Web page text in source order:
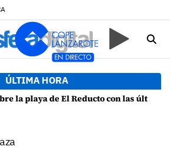
ÚLTIMA HORA
con las últimas analíticas mostrando "una buena calidad de las aguas para el baño"